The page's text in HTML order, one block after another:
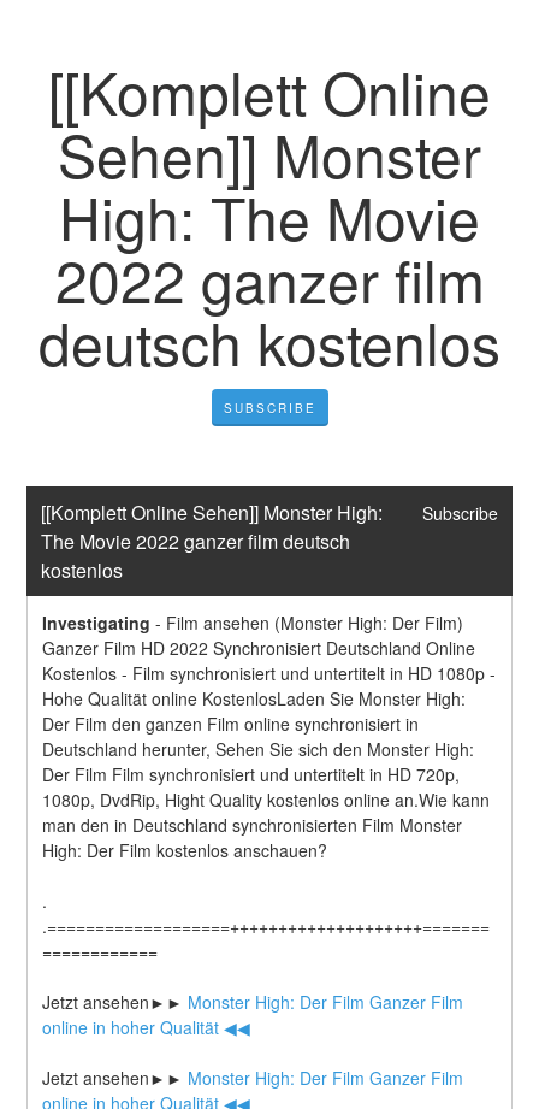
[[Komplett Online
Sehen]] Monster
High: The Movie
2022 ganzer film
deutsch kostenlos
SUBSCRIBE
[[Komplett Online Sehen]] Monster High:
The Movie 2022 ganzer film deutsch
kostenlos
Subscribe
Investigating - Film ansehen (Monster High: Der Film)
Ganzer Film HD 2022 Synchronisiert Deutschland Online
Kostenlos - Film synchronisiert und untertitelt in HD 1080p -
Hohe Qualität online KostenlosLaden Sie Monster High:
Der Film den ganzen Film online synchronisiert in
Deutschland herunter, Sehen Sie sich den Monster High:
Der Film Film synchronisiert und untertitelt in HD 720p,
1080p, DvdRip, Hight Quality kostenlos online an.Wie kann
man den in Deutschland synchronisierten Film Monster
High: Der Film kostenlos anschauen?
.
.===================++++++++++++++++++++=======
============
Jetzt ansehen►► Monster High: Der Film Ganzer Film
online in hoher Qualität ◀◀
Jetzt ansehen►► Monster High: Der Film Ganzer Film
online in hoher Qualität ◀◀